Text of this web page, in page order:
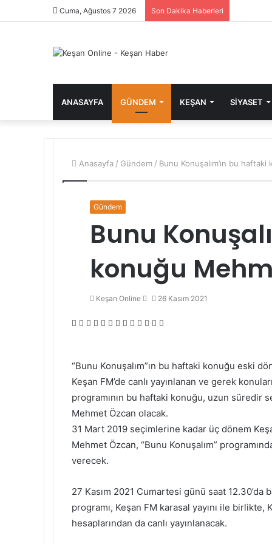
Cuma, Ağustos 7 2026 Son Dakika Haberleri
ANASAYFA GÜNDEM KEŞAN SIYASET
Anasayfa / Gündem / Bunu Konuşalım’ın bu
Gündem
Bunu
konuğu
Keşan Online
Bir
posta
26 Kasım 2021
Facebook
Twitter
LinkedIn
Tumblr
Pinterest
Reddit
VKontakte
Odnoklassniki
Pocket
Messenger
Messenger
WhatsApp
“Bunu Konuşalım”ın bu haftaki konuğu eski
Keşan FM’de canlı yayınlanan ve gerek
programının bu haftaki konuğu, uzun süredir
Mehmet Özcan olacak.
31 Mart 2019 seçimlerine kadar üç dönem
Mehmet Özcan, “Bunu Konuşalım”
verecek.
27 Kasım 2021 Cumartesi günü saat 12.30’da
programı, Keşan FM karasal yayını ile
hesaplarından da canlı yayınlanacak.